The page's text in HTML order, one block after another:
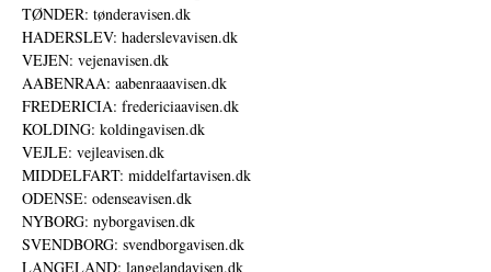
TØNDER: tønderavisen.dk
HADERSLEV: haderslevavisen.dk
VEJEN: vejenavisen.dk
AABENRAA: aabenraaavisen.dk
FREDERICIA: fredericiaavisen.dk
KOLDING: koldingavisen.dk
VEJLE: vejleavisen.dk
MIDDELFART: middelfartavisen.dk
ODENSE: odenseavisen.dk
NYBORG: nyborgavisen.dk
SVENDBORG: svendborgavisen.dk
LANGELAND: langelandavisen.dk